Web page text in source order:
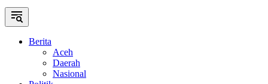
Berita
Aceh
Daerah
Nasional